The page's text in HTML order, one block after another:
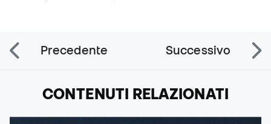
Precedente Successivo
CONTENUTI RELAZIONATI